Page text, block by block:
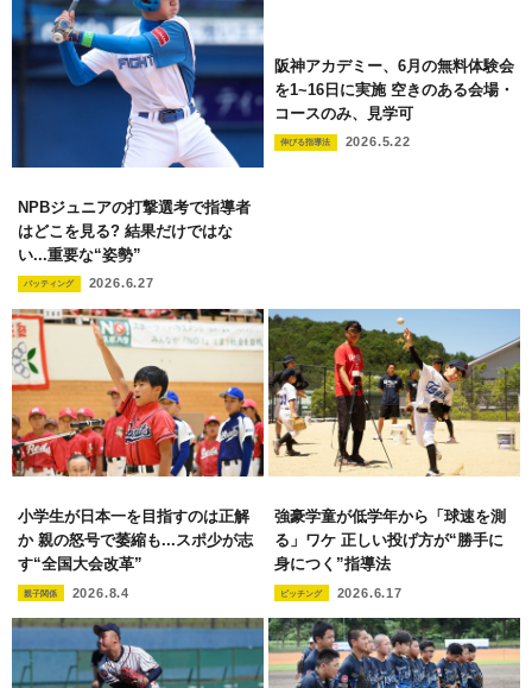
NPBジュニアの打撃選考で指導者
はどこを見る? 結果だけではな
い...重要な“姿勢”
バッティング 2026.6.27
阪神アカデミー、6月の無料体験会
を1~16日に実施 空きのある会場・
コースのみ、見学可
伸びる指導法 2026.5.22
小学生が日本一を目指すのは正解
か 親の怒号で萎縮も...スポ少が志
す“全国大会改革”
親子関係 2026.8.4
強豪学童が低学年から「球速を測
る」ワケ 正しい投げ方が“勝手に
身につく”指導法
ピッチング 2026.6.17